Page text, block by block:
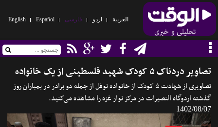
العربیة اردو فارسی Español
English
تصاویر دردناک ۵ کودک شهید فلسطینی از یک خانواده
تصاویری از شهادت ۵ کودک از خانواده نوفل از جمله دو برادر در بمباران روز
گذشته اردوگاه النصیرات در مرکز نوار غزه را مشاهده می‌کنید.
1402/08/07